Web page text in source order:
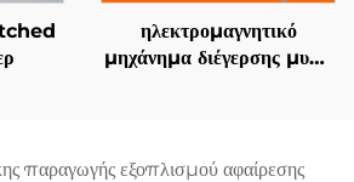
ηλεκτρομαγνητικό
μηχάνημα διέγερσης μυών
παραγωγής εξοπλισμού αφαίρεσης